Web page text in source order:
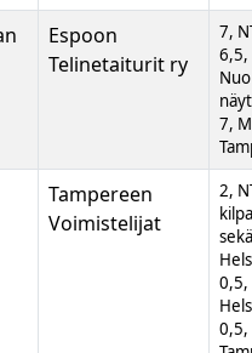
Espoon
Telinetaiturit ry
7,
6,5,
7,
Tampereen
Voimistelijat
2,
0,5,
0,5,